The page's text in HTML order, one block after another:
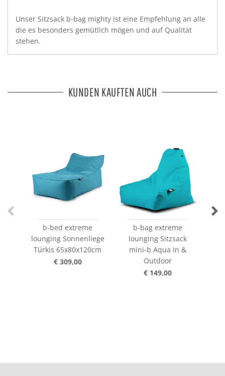
Unser Sitzsack b-bag mighty ist eine Empfehlung an alle
die es besonders gemütlich mögen und auf Qualität
stehen.
KUNDEN KAUFTEN AUCH
b-bed extreme
lounging Sonnenliege
Türkis 65x80x120cm
€ 309,00
b-bag extreme
lounging Sitzsack
mini-b Aqua In &
Outdoor
€ 149,00